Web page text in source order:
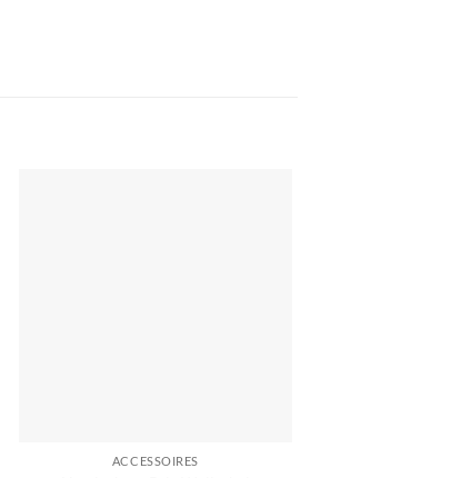
ACCESSOIRES